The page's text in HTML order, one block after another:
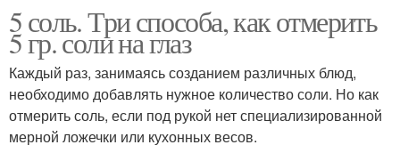
5 соль. Три способа, как отмерить
5 гр. соли на глаз
Каждый раз, занимаясь созданием различных блюд,
необходимо добавлять нужное количество соли. Но как
отмерить соль, если под рукой нет специализированной
мерной ложечки или кухонных весов.